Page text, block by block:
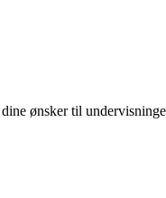
ønsker til